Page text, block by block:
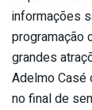
informações
programação
grandes
Adelmo Casé
no final de